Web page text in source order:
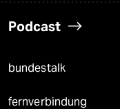
Podcast
bundestalk
fernverbindung